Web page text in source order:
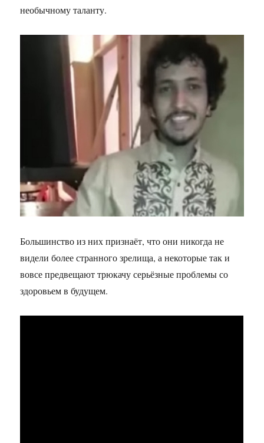
необычному таланту.
Большинство из них признаёт, что они никогда не
видели более странного зрелища, а некоторые так и
вовсе предвещают трюкачу серьёзные проблемы со
здоровьем в будущем.